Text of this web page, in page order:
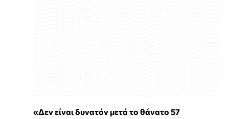
«Δεν είναι δυνατόν μετά το θάνατο 57